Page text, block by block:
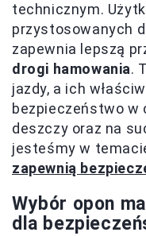
technicznym.
przystosowanych
zapewnia lepszą
drogi hamowania.
jazdy, a ich
bezpieczeństwo w
deszczy oraz na
jesteśmy w
zapewnią
Wybór opon
dla